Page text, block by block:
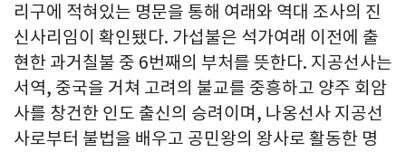
리구에 적혀있는 명문을 통해 여래와 역대 조사의 진
신사리임이 확인됐다. 가섭불은 석가여래 이전에 출
현한 과거칠불 중 6번째의 부처를 뜻한다. 지공선사는
서역, 중국을 거쳐 고려의 불교를 중흥하고 양주 회암
사를 창건한 인도 출신의 승려이며, 나옹선사 지공선
사로부터 불법을 배우고 공민왕의 왕사로 활동한 명